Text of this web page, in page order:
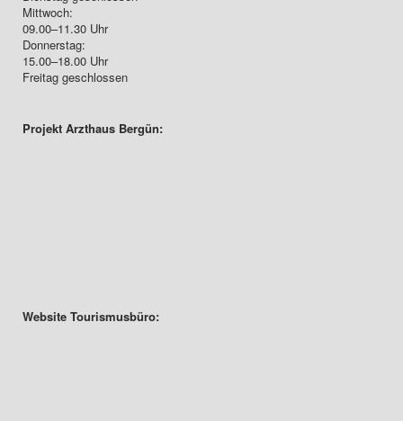
Mittwoch:
09.00–11.30 Uhr
Donnerstag:
15.00–18.00 Uhr
Freitag geschlossen
Projekt Arzthaus Bergün:
Website Tourismusbüro: